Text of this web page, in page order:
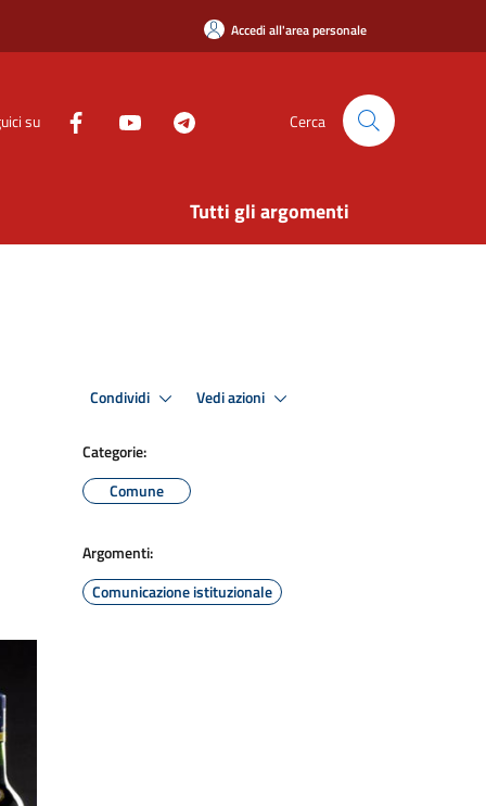
Accedi all'area personale
su Cerca
Tutti gli argomenti
Condividi Vedi azioni
Categorie:
Comune
Argomenti:
Comunicazione istituzionale